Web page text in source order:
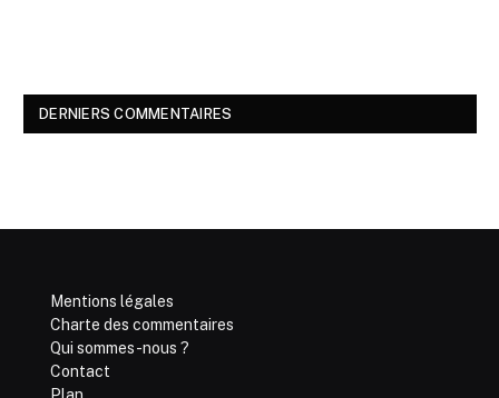
DERNIERS COMMENTAIRES
Mentions légales
Charte des commentaires
Qui sommes-nous ?
Contact